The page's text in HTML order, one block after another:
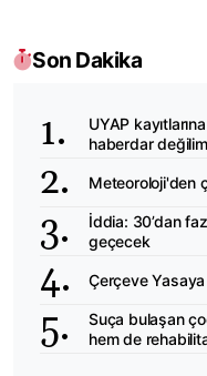
Son Dakika
UYAP
haberdar
Meteoroloji'den
İddia: 30’dan
geçecek
Çerçeve
Suça bulaşan
hem de